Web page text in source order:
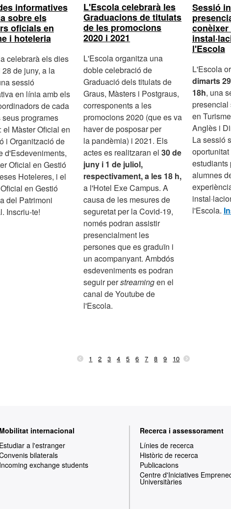
informatives
sobre els
oficials en
i hoteleria
celebrarà els dies
de juny, a la
sessió
en línia amb els
de cada
seus programes
el Màster Oficial en
i Organització de
d'Esdeveniments,
Oficial en Gestió
Hoteleres, i el
en Gestió
del Patrimoni
Inscriu-te!
L'Escola celebrarà les
Graduacions de titulats
de les promocions
2020 i 2021
L'Escola organitza una
doble celebració de
Graduació dels titulats de
Graus, Màsters i Postgraus,
corresponents a les
promocions 2020 (que es va
haver de posposar per
la pandèmia) i 2021. Els
actes es realitzaran el30 de
juny i 1 de juliol,
respectivament, a les 18 h,
a l'Hotel Exe Campus. A
causa de les mesures de
seguretat per la Covid-19,
només podran assistir
presencialment les
persones que es graduïn i
un acompanyant. Ambdós
esdeveniments es podran
seguir perstreamingen el
canal de Youtube de
l'Escola.
Sessió
conèixer
l'Escola
L'Escola
dimarts
18h, una
presencial
en
Anglès i
La sessió
estudiants
alumnes
l'Escola.
1 2 3 4 5 6 7 8 9 10
Mobilitat internacional
Estudiar a l'estranger
bilaterals
Incoming exchange students
Recerca i assessorament
Línies de recerca
Històric de recerca
Publicacions
Centre d'Iniciatives
Universitàries